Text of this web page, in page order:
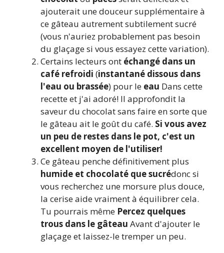
ajouterait une douceur supplémentaire à
ce gâteau autrement subtilement sucré
(vous n'auriez probablement pas besoin
du glaçage si vous essayez cette variation).
Certains lecteurs ont échangé dans un
café refroidi (instantané dissous dans
l'eau ou brassée) pour le eau Dans cette
recette et j'ai adoré! Il approfondit la
saveur du chocolat sans faire en sorte que
le gâteau ait le goût du café. Si vous avez
un peu de restes dans le pot, c'est un
excellent moyen de l'utiliser!
Ce gâteau penche définitivement plus
humide et chocolaté que sucrédonc si
vous recherchez une morsure plus douce,
la cerise aide vraiment à équilibrer cela.
Tu pourrais même Percez quelques
trous dans le gâteau Avant d'ajouter le
glaçage et laissez-le tremper un peu.